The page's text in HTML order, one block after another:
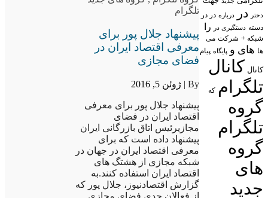
دختر در درباره در در
دسته دستگیری در را
شبکه + شرکت می
ها های و پایگاه پیام
کانال کانال
تلگرام که
گروه
تلگرام
گروه
های
جدید
تلگرام
پیشنهاد جلال پور برای
معرفی اقتصاد ایران در
فضای مجازی
By | ژوئن 5, 2016
پیشنهاد جلال پور برای معرفی
اقتصاد ایران در فضای
مجازیرئیس اتاق بازرگانی ایران
پیشنهاد داده است که برای
معرفی اقتصاد ایران در جهان در
شبکه مجازی از هشتگ های
اقتصاد ایران استفاده کنند.به
گزارش اقتصادنیوز، جلال پور که
از فعالان جدی فضای مجازی